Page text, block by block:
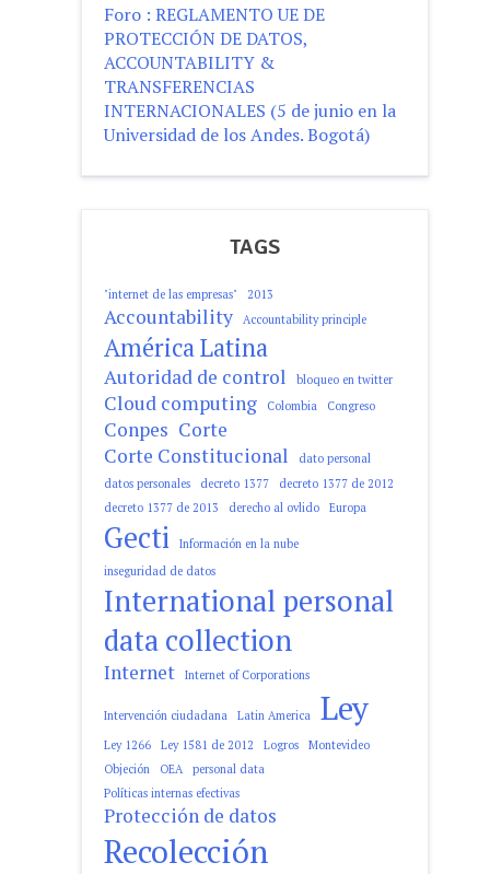
Foro : REGLAMENTO UE DE
PROTECCIÓN DE DATOS,
ACCOUNTABILITY &
TRANSFERENCIAS
INTERNACIONALES (5 de junio en la
Universidad de los Andes. Bogotá)
TAGS
"internet de las empresas" 2013
Accountability Accountability principle
América Latina
Autoridad de control bloqueo en twitter
Cloud computing Colombia Congreso
Conpes Corte
Corte Constitucional
dato personal
datos personales
decreto 1377
decreto 1377 de 2012
decreto 1377 de 2013
derecho al ovlido Europa
Gecti
Información en la nube
inseguridad de datos
International personal
data collection
Internet Internet of Corporations
Intervención ciudadana Latin America Ley
Ley 1266 Ley 1581 de 2012 Logros
Montevideo
Objeción
OEA
personal data
Políticas internas efectivas
Protección de datos
Recolección